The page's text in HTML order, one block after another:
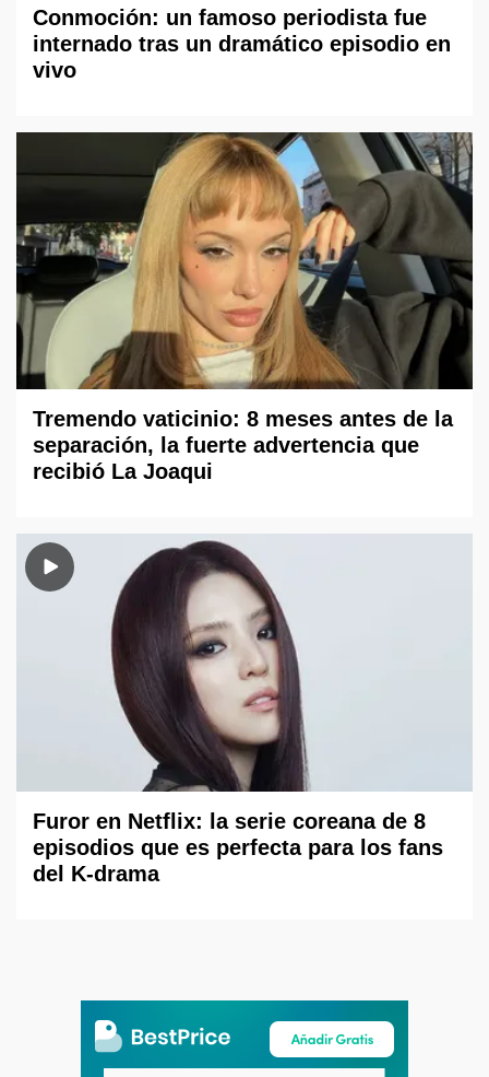
Conmoción: un famoso periodista fue
internado tras un dramático episodio en
vivo
Tremendo vaticinio: 8 meses antes de la
separación, la fuerte advertencia que
recibió La Joaqui
Furor en Netflix: la serie coreana de 8
episodios que es perfecta para los fans
del K-drama